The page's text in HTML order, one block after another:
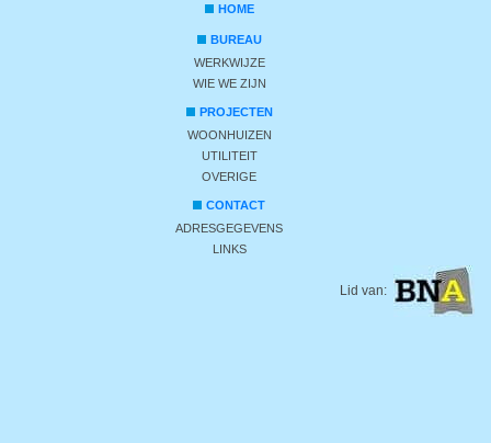
HOME
BUREAU
WERKWIJZE
WIE WE ZIJN
PROJECTEN
WOONHUIZEN
UTILITEIT
OVERIGE
CONTACT
ADRESGEGEVENS
LINKS
Lid van: